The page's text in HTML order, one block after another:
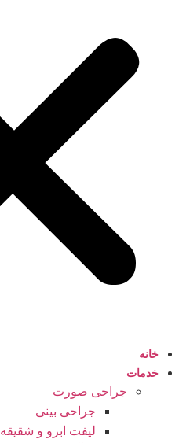
خانه
خدمات
جراحی صورت
جراحی بینی
لیفت ابرو و شقیقه